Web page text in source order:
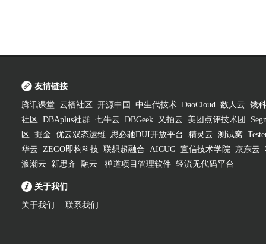
友情链接
腾讯课堂 云栖社区 开源中国 中生代技术 DaoCloud 数人云 饿
社区
DBAplus社群 七牛云 DBGeek 又拍云 美团点评技术团
区
掘金 优云双态运维 思必驰DUI开放平台 精灵云 测试窝
华云 ZEGO即构科技 联想超融合 AICUG 宜信技术学院 京东云
浪潮云
新思齐 融云 禅道项目管理软件 轻流无代码平台
关于我们
关于我们 联系我们